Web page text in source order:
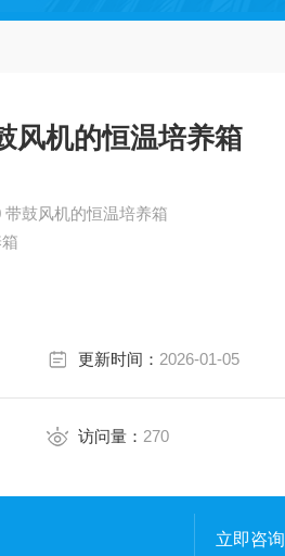
风机的恒温培养箱
原装Yamato雅马拓 DKV910 带鼓风机的恒温培养箱
更新时间： 2026-01-05
访问量： 270
立即咨询